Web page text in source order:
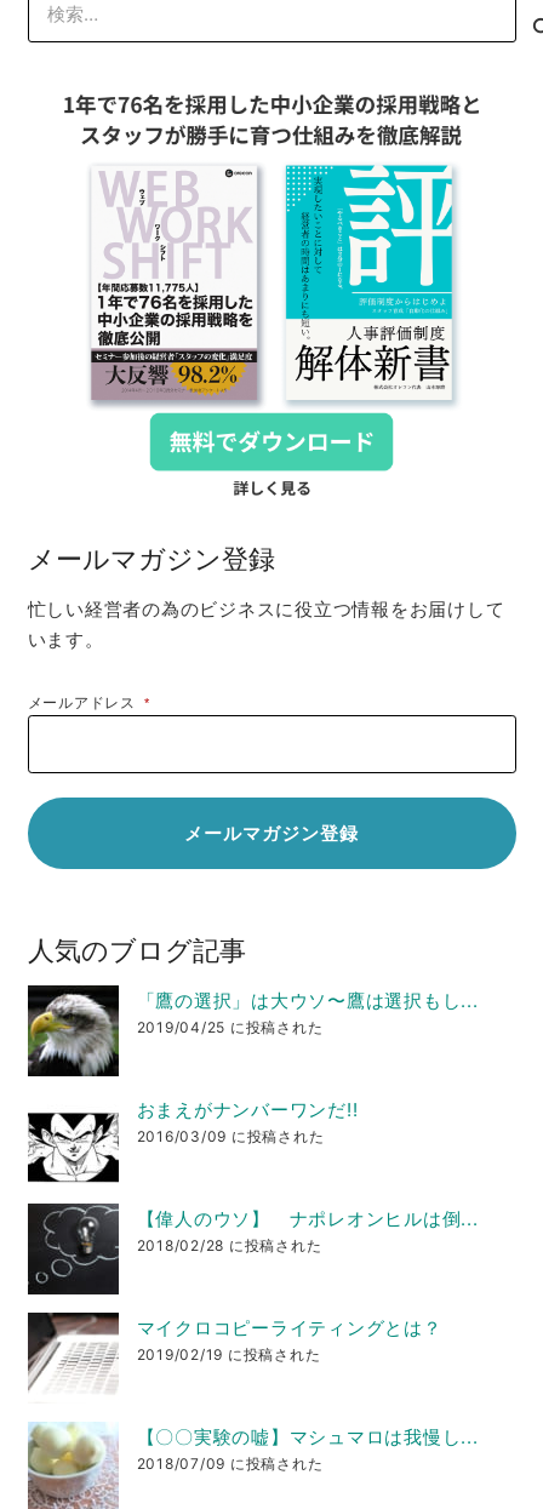
索:
メールマガジン登録
忙しい経営者の為のビジネスに役立つ情報をお届けして
います。
メールアドレス*
人気のブログ記事
「鷹の選択」は大ウソ〜鷹は選択もし...
2019/04/25 に投稿された
おまえがナンバーワンだ!!
2016/03/09 に投稿された
【偉人のウソ】 ナポレオンヒルは倒...
2018/02/28 に投稿された
マイクロコピーライティングとは？
2019/02/19 に投稿された
【〇〇実験の嘘】マシュマロは我慢し...
2018/07/09 に投稿された